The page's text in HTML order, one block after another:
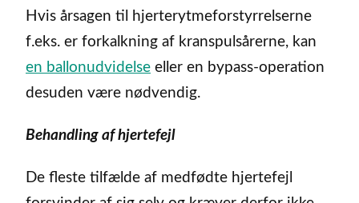
Hvis årsagen til hjerterytmeforstyrrelserne
f.eks. er forkalkning af kranspulsårerne, kan
en ballonudvidelse eller en bypass-operation
desuden være nødvendig.
Behandling af hjertefejl
De fleste tilfælde af medfødte hjertefejl